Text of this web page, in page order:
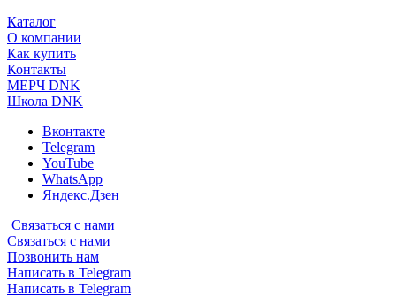
Каталог
О компании
Как купить
Контакты
МЕРЧ DNK
Школа DNK
Вконтакте
Telegram
YouTube
WhatsApp
Яндекс.Дзен
Связаться с нами
Связаться с нами
Позвонить нам
Написать в Telegram
Написать в Telegram